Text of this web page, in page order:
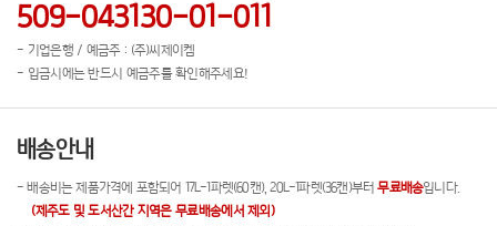
509-043130-01-011
- 기업은행 / 예금주 : (주)씨제이켐
- 입금시에는 반드시 예금주를 확인해주세요!
배송안내
- 배송비는 제품가격에 포함되어 17L-1파렛(60캔), 20L-1파렛(36캔)부터무료배송입니다.
(제주도 및 도서산간 지역은 무료배송에서 제외)